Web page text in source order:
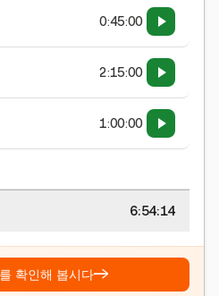
0:45:00
2:15:00
1:00:00
6:54:15
확인해 봅시다→